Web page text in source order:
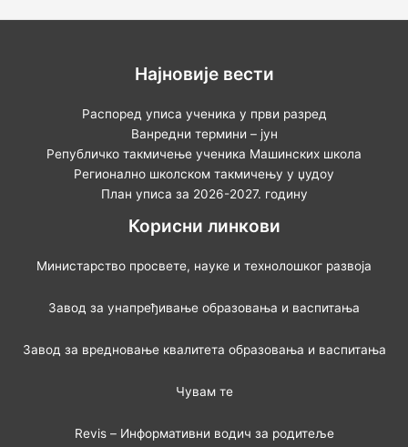
Најновије вести
Распоред уписа ученика у први разред
Ванредни термини – јун
Републичко такмичење ученика Машинских школа
Регионално школском такмичењу у џудоу
План уписа за 2026-2027. годину
Корисни линкови
Министарство просвете, науке и технолошког развоја
Завод за унапређивање образовања и васпитања
Завод за вредновање квалитета образовања и васпитања
Чувам те
Revis – Информативни водич за родитеље